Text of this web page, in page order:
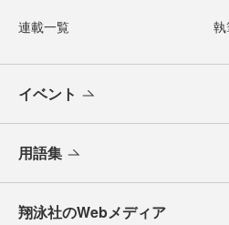
連載一覧
イベント
用語集
翔泳社のWebメディア